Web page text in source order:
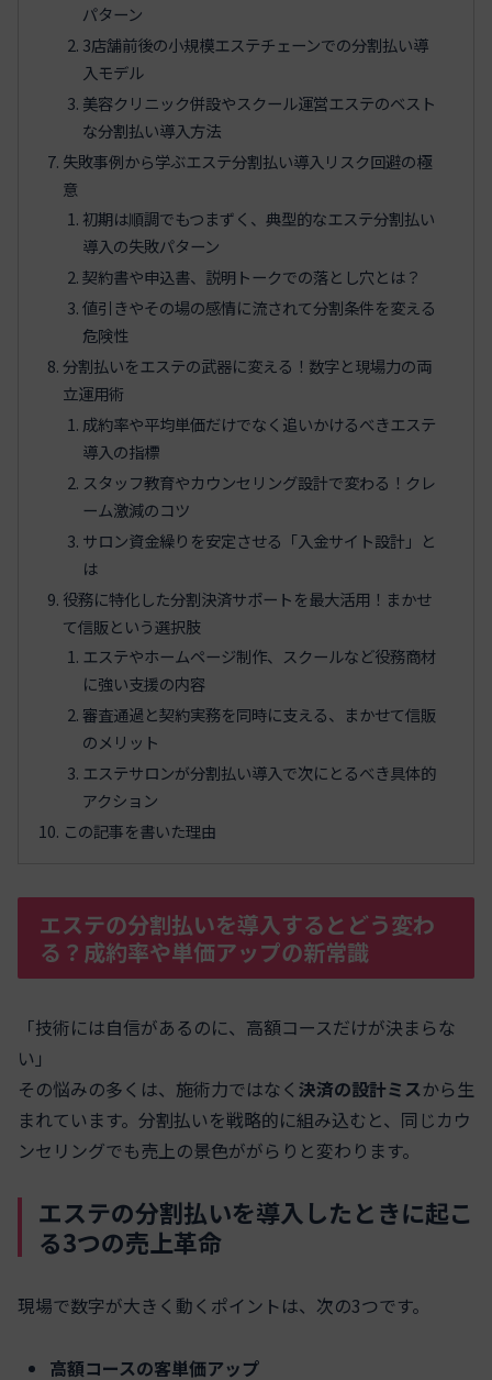
パターン
3店舗前後の小規模エステチェーンでの分割払い導
入モデル
美容クリニック併設やスクール運営エステのベスト
な分割払い導入方法
失敗事例から学ぶエステ分割払い導入リスク回避の極
意
初期は順調でもつまずく、典型的なエステ分割払い
導入の失敗パターン
契約書や申込書、説明トークでの落とし穴とは？
値引きやその場の感情に流されて分割条件を変える
危険性
分割払いをエステの武器に変える！数字と現場力の両
立運用術
成約率や平均単価だけでなく追いかけるべきエステ
導入の指標
スタッフ教育やカウンセリング設計で変わる！クレ
ーム激減のコツ
サロン資金繰りを安定させる「入金サイト設計」と
は
役務に特化した分割決済サポートを最大活用！まかせ
て信販という選択肢
エステやホームページ制作、スクールなど役務商材
に強い支援の内容
審査通過と契約実務を同時に支える、まかせて信販
のメリット
エステサロンが分割払い導入で次にとるべき具体的
アクション
この記事を書いた理由
エステの分割払いを導入するとどう変わ
る？成約率や単価アップの新常識
「技術には自信があるのに、高額コースだけが決まらな
い」
その悩みの多くは、施術力ではなく 決済の設計ミスから生
まれています。分割払いを戦略的に組み込むと、同じカウ
ンセリングでも売上の景色ががらりと変わります。
エステの分割払いを導入したときに起こ
る3つの売上革命
現場で数字が大きく動くポイントは、次の3つです。
高額コースの客単価アップ